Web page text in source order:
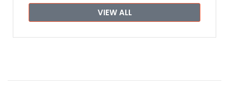
VIEW ALL